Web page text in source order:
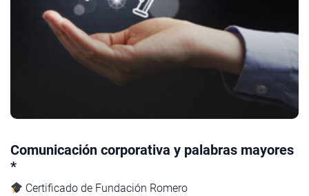
Comunicación corporativa y palabras mayores
*
Certificado de Fundación Romero